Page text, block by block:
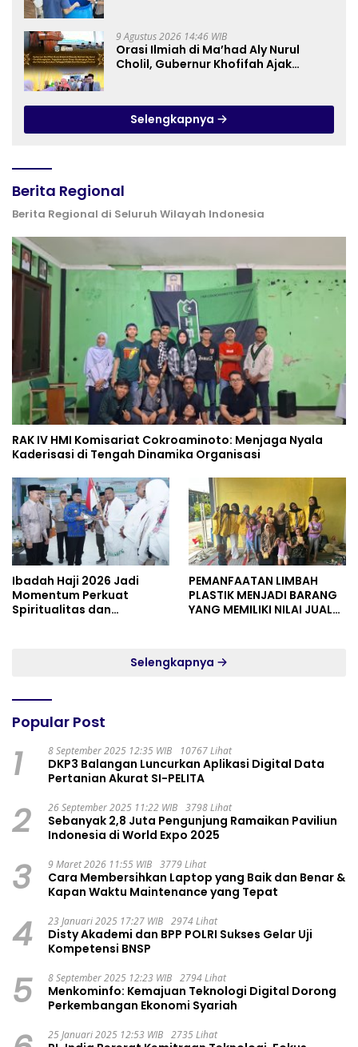
Purwokerto
9 Agustus 2026 14:46 WIB
Orasi Ilmiah di Ma’had Aly Nurul
Cholil, Gubernur Khofifah Ajak
Selengkapnya
Berita Regional
Berita Regional di Seluruh Wilayah Indonesia
RAK IV HMI Komisariat Cokroaminoto: Menjaga Nyala
Kaderisasi di Tengah Dinamika Organisasi
Ibadah Haji 2026 Jadi
Momentum Perkuat
Spiritualitas dan
PEMANFAATAN LIMBAH
PLASTIK MENJADI BARANG
YANG MEMILIKI NILAI JUAL
Selengkapnya
Popular Post
1 8 September 2025 12:35 WIB 10767 Lihat
DKP3 Balangan Luncurkan Aplikasi Digital Data
Pertanian Akurat SI-PELITA
2 26 September 2025 11:22 WIB 3798 Lihat
Sebanyak 2,8 Juta Pengunjung Ramaikan Paviliun
Indonesia di World Expo 2025
3 9 Maret 2026 11:55 WIB 3779 Lihat
Cara Membersihkan Laptop yang Baik dan Benar &
Kapan Waktu Maintenance yang Tepat
4 23 Januari 2025 17:27 WIB 2974 Lihat
Disty Akademi dan BPP POLRI Sukses Gelar Uji
Kompetensi BNSP
5 8 September 2025 12:23 WIB 2794 Lihat
Menkominfo: Kemajuan Teknologi Digital Dorong
Perkembangan Ekonomi Syariah
25 Januari 2025 12:53 WIB 2735 Lihat